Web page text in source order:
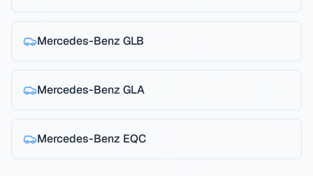
Mercedes-Benz GLB
Mercedes-Benz GLA
Mercedes-Benz EQC